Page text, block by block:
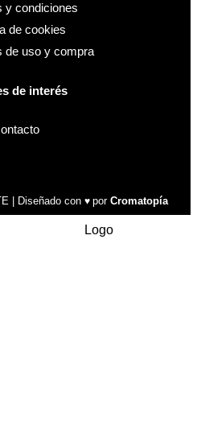
y condiciones
de cookies
de uso y compra
de interés
| Diseñado con ♥ por Cromatopía